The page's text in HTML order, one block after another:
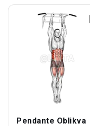
Pendante Oblikva